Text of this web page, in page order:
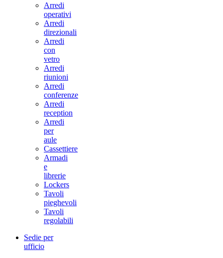
Arredi
operativi
Arredi
direzionali
Arredi
con
vetro
Arredi
riunioni
Arredi
conferenze
Arredi
reception
Arredi
per
aule
Cassettiere
Armadi
e
librerie
Lockers
Tavoli
pieghevoli
Tavoli
regolabili
Sedie per
ufficio